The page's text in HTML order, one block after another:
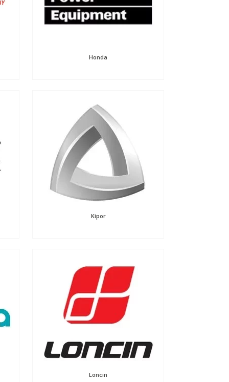
Honda
Kipor
Loncin